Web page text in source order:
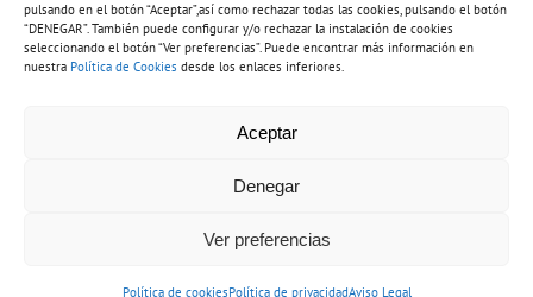
pulsando en el botón “Aceptar”,así como rechazar todas las cookies, pulsando el botón
“DENEGAR”. También puede configurar y/o rechazar la instalación de cookies
seleccionando el botón “Ver preferencias”. Puede encontrar más información en
nuestra Política de Cookies desde los enlaces inferiores.
Aceptar
Denegar
Ver preferencias
Política de cookiesPolítica de privacidadAviso Legal
info@coaatlanz.org
tratamiento de datos-Política de accesibilidad
Diseño web porSolucionet.com&